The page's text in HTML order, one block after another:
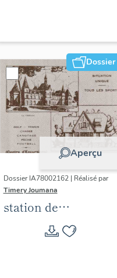
Dossier
Aperçu
Dossier IA78002162 | Réalisé par
Timery Joumana
station de
villégiature
d'Elisabethville